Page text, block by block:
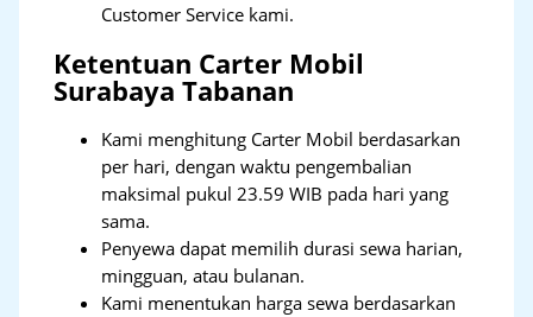
Customer Service kami.
Ketentuan Carter Mobil
Surabaya Tabanan
Kami menghitung Carter Mobil berdasarkan
per hari, dengan waktu pengembalian
maksimal pukul 23.59 WIB pada hari yang
sama.
Penyewa dapat memilih durasi sewa harian,
mingguan, atau bulanan.
Kami menentukan harga sewa berdasarkan